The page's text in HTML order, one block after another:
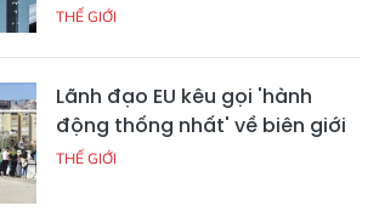
THẾ GIỚI
Lãnh đạo EU kêu gọi 'hành
động thống nhất' về biên giới
THẾ GIỚI